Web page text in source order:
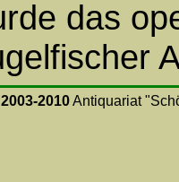
das
2010Antiquariat